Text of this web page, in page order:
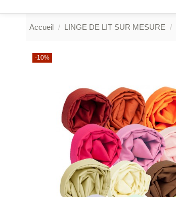
Accueil LINGE DE LIT SUR MESURE
-10%